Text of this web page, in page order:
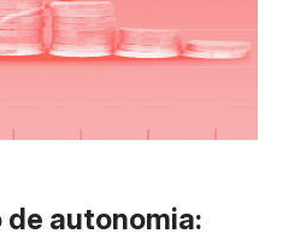
de autonomia: